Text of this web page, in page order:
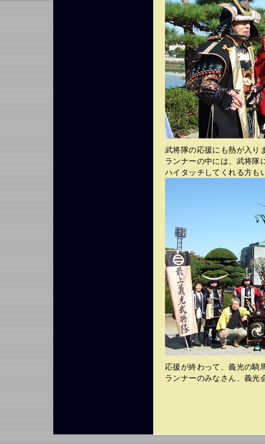
武将隊の応援にも熱が入り
ランナーの中には、武将隊
ハイタッチしてくれる方も
応援が終わって、義光の騎
ランナーのみなさん、義光